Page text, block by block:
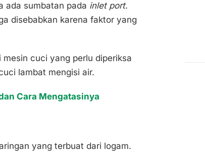
ada sumbatan pada inlet port.
disebabkan karena faktor yang
cuci yang perlu diperiksa
lambat mengisi air.
Cara Mengatasinya
yang terbuat dari logam.